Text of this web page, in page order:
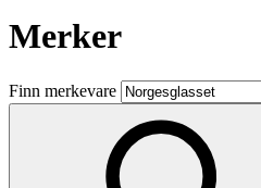
Butikker
Mat og drikke
Merker
Finn merkevare